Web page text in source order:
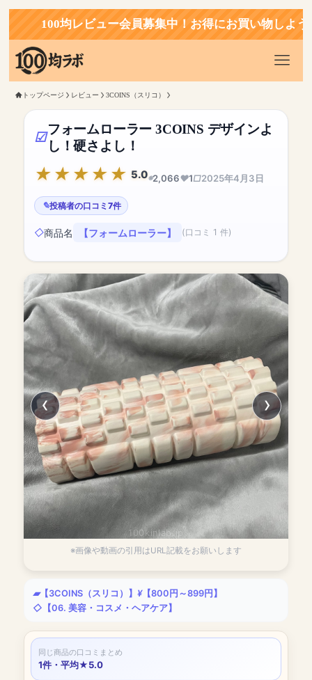
100均レビュー会員募集中！お得にお買い物しよう！
トップページ レビュー 3COINS（スリコ）
フォームローラー 3COINS デザインよ
し！硬さよし！
5.0 2,066 1 2025年4月3日
投稿者の口コミ7件
商品名 【フォームローラー】 (口コミ 1 件)
100kinlab.jp
※画像や動画の引用はURL記載をお願いします
【3COINS（スリコ）】
【800円～899円】
【06. 美容・コスメ・ヘアケア】
同じ商品の口コミまとめ
1件・平均★5.0